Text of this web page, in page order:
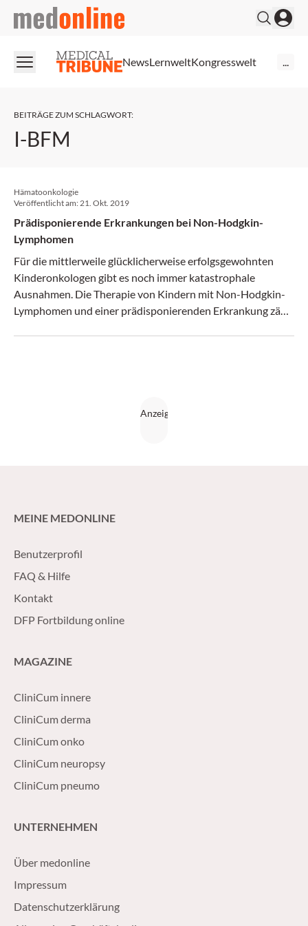
medonline
NewsLernweltKongresswelt
BEITRÄGE ZUM SCHLAGWORT:
I-BFM
Hämatoonkologie
Veröffentlicht am:21. Okt. 2019
Prädisponierende Erkrankungen bei Non-Hodgkin-
Lymphomen
Für die mittlerweile glücklicherweise erfolgsgewohnten
Kinderonkologen gibt es noch immer katastrophale
Ausnahmen. Die Therapie von Kindern mit Non-Hodgkin-
Lymphomen und einer prädisponierenden Erkrankung zählt
MEINE MEDONLINE
Benutzerprofil
FAQ & Hilfe
Kontakt
DFP Fortbildung online
MAGAZINE
CliniCum innere
CliniCum derma
CliniCum onko
CliniCum neuropsy
CliniCum pneumo
UNTERNEHMEN
Über medonline
Impressum
Datenschutzerklärung